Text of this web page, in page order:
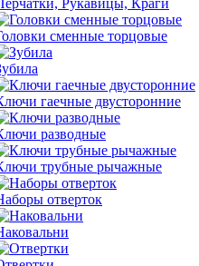
Рукавицы, Краги
сменные торцовые
гаечные двусторонние
разводные
трубные рычажные
отверток